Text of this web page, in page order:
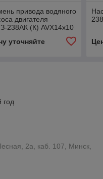
привода водяного
двигателя
238АК (К) AVX14x10
уточняйте
год
2а, каб. 107, Минск,